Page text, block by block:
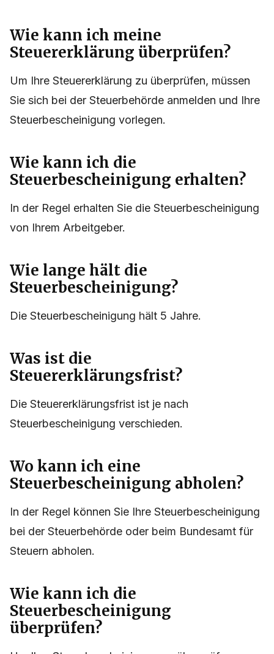
Wie kann ich meine
Steuererklärung überprüfen?
Um Ihre Steuererklärung zu überprüfen, müssen
Sie sich bei der Steuerbehörde anmelden und Ihre
Steuerbescheinigung vorlegen.
Wie kann ich die
Steuerbescheinigung erhalten?
In der Regel erhalten Sie die Steuerbescheinigung
von Ihrem Arbeitgeber.
Wie lange hält die
Steuerbescheinigung?
Die Steuerbescheinigung hält 5 Jahre.
Was ist die
Steuererklärungsfrist?
Die Steuererklärungsfrist ist je nach
Steuerbescheinigung verschieden.
Wo kann ich eine
Steuerbescheinigung abholen?
In der Regel können Sie Ihre Steuerbescheinigung
bei der Steuerbehörde oder beim Bundesamt für
Steuern abholen.
Wie kann ich die
Steuerbescheinigung
überprüfen?